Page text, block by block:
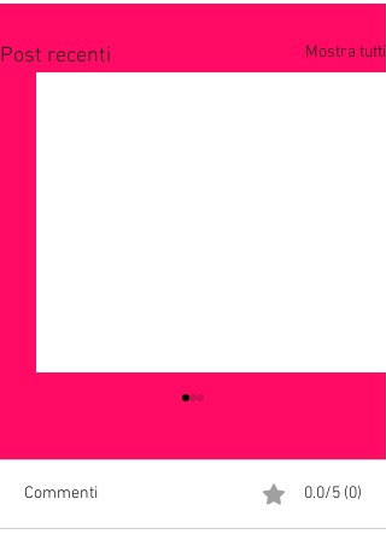
Post recenti Mostra tutti
Addio Maestrone
Commenti 0.0/5 (0)